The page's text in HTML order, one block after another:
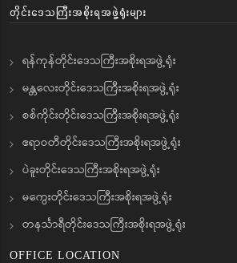
တိုင်းဒေသကြီးအစိုးရအဖွဲ့ရုံးများ
ရန်ကုန်တိုင်းဒေသကြီးအစိုးရအဖွဲ့ရုံး
မန္တလေးတိုင်းဒေသကြီးအစိုးရအဖွဲ့ရုံး
စစ်ကိုင်းတိုင်းဒေသကြီးအစိုးရအဖွဲ့ရုံး
ဧရာဝတီတိုင်းဒေသကြီးအစိုးရအဖွဲ့ရုံး
ပဲခူးတိုင်းဒေသကြီးအစိုးရအဖွဲ့ရုံး
မကွေးတိုင်းဒေသကြီးအစိုးရအဖွဲ့ရုံး
တနင်္သာရီတိုင်းဒေသကြီးအစိုးရအဖွဲ့ရုံး
OFFICE LOCATION